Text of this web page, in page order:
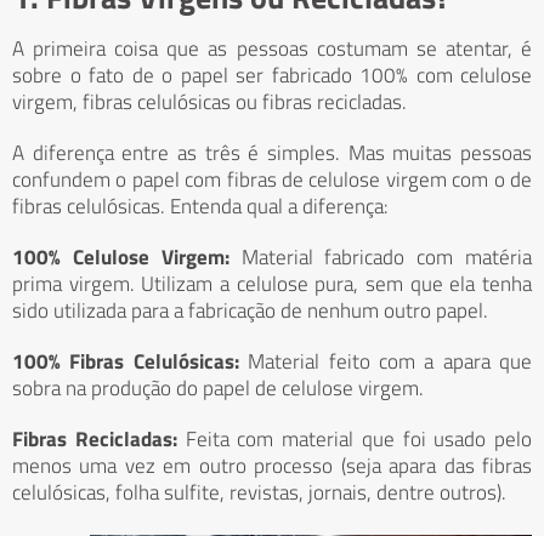
A primeira coisa que as pessoas costumam se atentar, é
sobre o fato de o papel ser fabricado 100% com celulose
virgem, fibras celulósicas ou fibras recicladas.
A diferença entre as três é simples. Mas muitas pessoas
confundem o papel com fibras de celulose virgem com o de
fibras celulósicas. Entenda qual a diferença:
100% Celulose Virgem:Material fabricado com matéria
prima virgem. Utilizam a celulose pura, sem que ela tenha
sido utilizada para a fabricação de nenhum outro papel.
100% Fibras Celulósicas:Material feito com a apara que
sobra na produção do papel de celulose virgem.
Fibras Recicladas:Feita com material que foi usado pelo
menos uma vez em outro processo (seja apara das fibras
celulósicas, folha sulfite, revistas, jornais, dentre outros).